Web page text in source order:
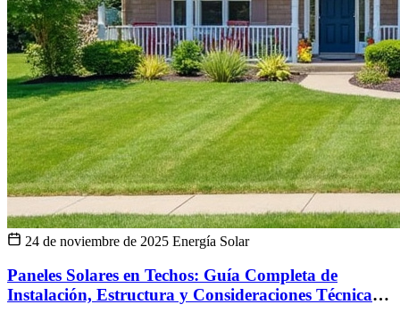
24 de noviembre de 2025 Energía Solar
Paneles Solares en Techos: Guía Completa de
Instalación, Estructura y Consideraciones Técnicas